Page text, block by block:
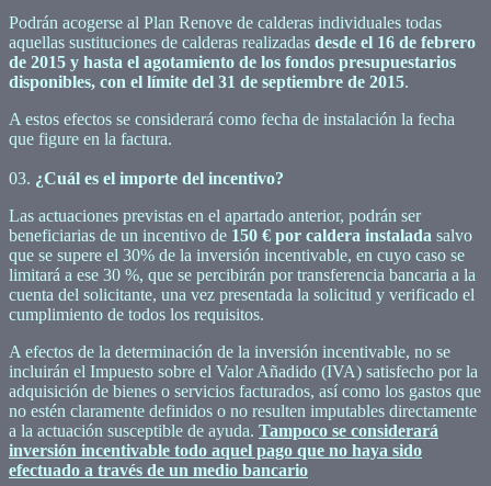
Podrán acogerse al Plan Renove de calderas individuales todas
aquellas sustituciones de calderas realizadas desde el 16 de febrero
de 2015 y hasta el agotamiento de los fondos presupuestarios
disponibles, con el límite del 31 de septiembre de 2015.
A estos efectos se considerará como fecha de instalación la fecha
que figure en la factura.
03. ¿Cuál es el importe del incentivo?
Las actuaciones previstas en el apartado anterior, podrán ser
beneficiarias de un incentivo de 150 € por caldera instalada salvo
que se supere el 30% de la inversión incentivable, en cuyo caso se
limitará a ese 30 %, que se percibirán por transferencia bancaria a la
cuenta del solicitante, una vez presentada la solicitud y verificado el
cumplimiento de todos los requisitos.
A efectos de la determinación de la inversión incentivable, no se
incluirán el Impuesto sobre el Valor Añadido (IVA) satisfecho por la
adquisición de bienes o servicios facturados, así como los gastos que
no estén claramente definidos o no resulten imputables directamente
a la actuación susceptible de ayuda. Tampoco se considerará
inversión incentivable todo aquel pago que no haya sido
efectuado a través de un medio bancario